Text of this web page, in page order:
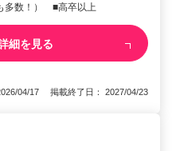
多数！） ■高卒以上
細を見る
04/17 掲載終了日： 2027/04/23